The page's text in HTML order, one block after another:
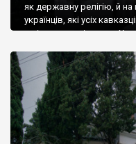
як державну релігію, й на
українців, які усіх
є відданими вірянами